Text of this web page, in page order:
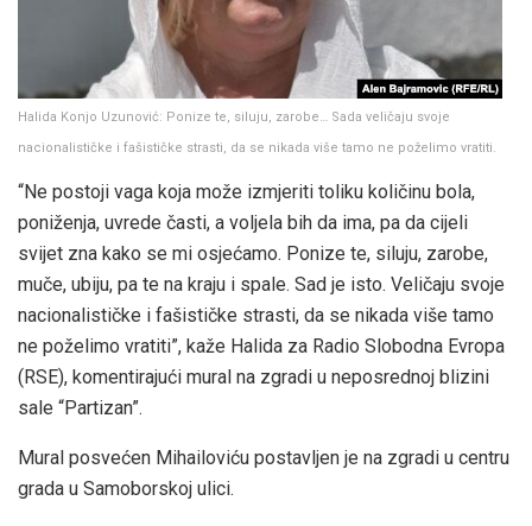
Halida Konjo Uzunović: Ponize te, siluju, zarobe… Sada veličaju svoje
nacionalističke i fašističke strasti, da se nikada više tamo ne poželimo vratiti.
“Ne postoji vaga koja može izmjeriti toliku količinu bola,
poniženja, uvrede časti, a voljela bih da ima, pa da cijeli
svijet zna kako se mi osjećamo. Ponize te, siluju, zarobe,
muče, ubiju, pa te na kraju i spale. Sad je isto. Veličaju svoje
nacionalističke i fašističke strasti, da se nikada više tamo
ne poželimo vratiti”, kaže Halida za Radio Slobodna Evropa
(RSE), komentirajući mural na zgradi u neposrednoj blizini
sale “Partizan”.
Mural posvećen Mihailoviću postavljen je na zgradi u centru
grada u Samoborskoj ulici.